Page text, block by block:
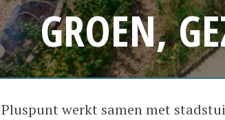
GROEN,
Pluspunt werkt samen met